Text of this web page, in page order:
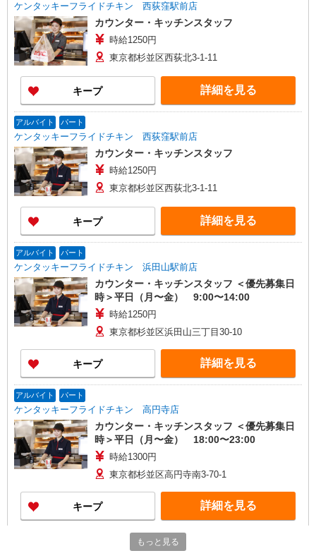
ケンタッキーフライドチキン 西荻窪駅前店
カウンター・キッチンスタッフ
時給1250円
東京都杉並区西荻北3-1-11
キープ 詳細を見る
アルバイト パート
ケンタッキーフライドチキン 西荻窪駅前店
カウンター・キッチンスタッフ
時給1250円
東京都杉並区西荻北3-1-11
キープ 詳細を見る
アルバイト パート
ケンタッキーフライドチキン 浜田山駅前店
カウンター・キッチンスタッフ ＜優先募集日
時＞平日（月〜金） 9:00〜14:00
時給1250円
東京都杉並区浜田山三丁目30-10
キープ 詳細を見る
アルバイト パート
ケンタッキーフライドチキン 高円寺店
カウンター・キッチンスタッフ ＜優先募集日
時＞平日（月〜金） 18:00〜23:00
時給1300円
東京都杉並区高円寺南3-70-1
キープ 詳細を見る
ケンタッキーフライドチキン 永福町店
もっと見る